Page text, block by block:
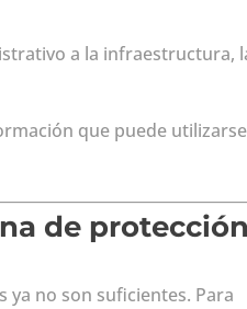
a la infraestructura,
que puede utilizarse
de
ya no son suficientes. Para